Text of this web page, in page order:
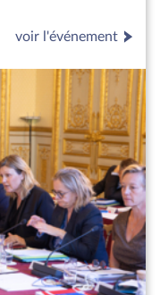
voir l'événement